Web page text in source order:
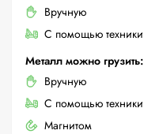
Вручную
С помощью техники
Металл можно грузить:
Вручную
С помощью техники
Магнитом